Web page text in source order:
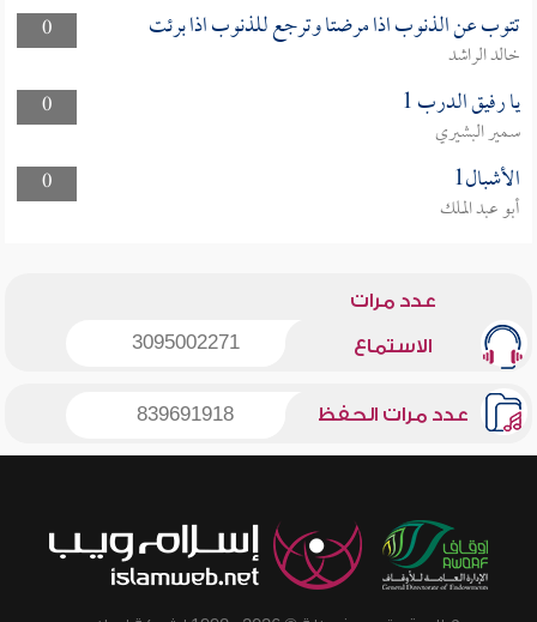
0
تتوب عن الذنوب اذا مرضتا وترجع للذنوب اذا برئت
خالد الراشد
0
يا رفيق الدرب 1
سمير البشيري
0
الأشبال1
أبو عبد الملك
عدد مرات
الاستماع 3095002271
عدد مرات الحفظ 839691918